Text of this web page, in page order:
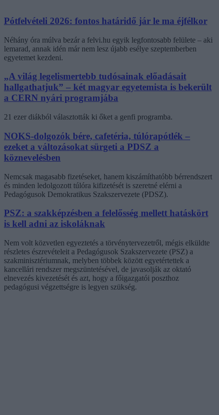
Pótfelvételi 2026: fontos határidő jár le ma éjfélkor
Néhány óra múlva bezár a felvi.hu egyik legfontosabb felülete – aki
lemarad, annak idén már nem lesz újabb esélye szeptemberben
egyetemet kezdeni.
„A világ legelismertebb tudósainak előadásait
hallgathatjuk” – két magyar egyetemista is bekerült
a CERN nyári programjába
21 ezer diákból választották ki őket a genfi programba.
NOKS-dolgozók bére, cafetéria, túlórapótlék –
ezeket a változásokat sürgeti a PDSZ a
köznevelésben
Nemcsak magasabb fizetéseket, hanem kiszámíthatóbb bérrendszert
és minden ledolgozott túlóra kifizetését is szeretné elérni a
Pedagógusok Demokratikus Szakszervezete (PDSZ).
PSZ: a szakképzésben a felelősség mellett hatáskört
is kell adni az iskoláknak
Nem volt közvetlen egyeztetés a törvénytervezetről, mégis elküldte
részletes észrevételeit a Pedagógusok Szakszervezete (PSZ) a
szakminisztériumnak, melyben többek között egyetértettek a
kancellári rendszer megszüntetésével, de javasolják az oktató
elnevezés kivezetését és azt, hogy a főigazgatói poszthoz
pedagógusi végzettségre is legyen szükség.